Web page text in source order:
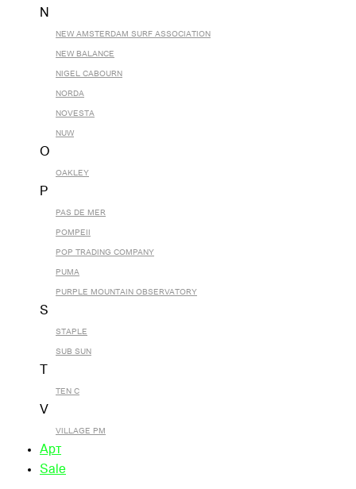
N
NEW AMSTERDAM SURF ASSOCIATION
NEW BALANCE
NIGEL CABOURN
NORDA
NOVESTA
NUW
O
OAKLEY
P
PAS DE MER
POMPEII
POP TRADING COMPANY
PUMA
PURPLE MOUNTAIN OBSERVATORY
S
STAPLE
SUB SUN
TEN C
V
VILLAGE PM
Арт
Sale